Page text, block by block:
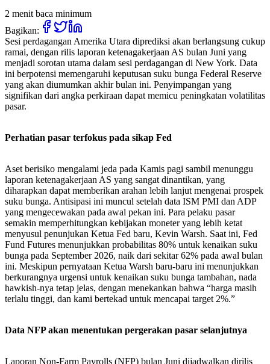
2 menit baca minimum
Bagikan:
Sesi perdagangan Amerika Utara diprediksi akan berlangsung cukup
ramai, dengan rilis laporan ketenagakerjaan AS bulan Juni yang
menjadi sorotan utama dalam sesi perdagangan di New York. Data
ini berpotensi memengaruhi keputusan suku bunga Federal Reserve
yang akan diumumkan akhir bulan ini. Penyimpangan yang
signifikan dari angka perkiraan dapat memicu peningkatan volatilitas
pasar.
Perhatian pasar terfokus pada sikap Fed
Aset berisiko mengalami jeda pada Kamis pagi sambil menunggu
laporan ketenagakerjaan AS yang sangat dinantikan, yang
diharapkan dapat memberikan arahan lebih lanjut mengenai prospek
suku bunga. Antisipasi ini muncul setelah data ISM PMI dan ADP
yang mengecewakan pada awal pekan ini. Para pelaku pasar
semakin memperhitungkan kebijakan moneter yang lebih ketat
menyusul penunjukan Ketua Fed baru, Kevin Warsh. Saat ini, Fed
Fund Futures menunjukkan probabilitas 80% untuk kenaikan suku
bunga pada September 2026, naik dari sekitar 62% pada awal bulan
ini. Meskipun pernyataan Ketua Warsh baru-baru ini menunjukkan
berkurangnya urgensi untuk kenaikan suku bunga tambahan, nada
hawkish-nya tetap jelas, dengan menekankan bahwa “harga masih
terlalu tinggi, dan kami bertekad untuk mencapai target 2%.”
Data NFP akan menentukan pergerakan pasar selanjutnya
Laporan Non-Farm Payrolls (NFP) bulan Juni dijadwalkan dirilis